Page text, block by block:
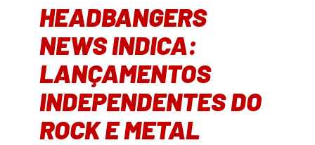
HEADBANGERS
NEWS INDICA:
LANÇAMENTOS
INDEPENDENTES DO
ROCK E METAL